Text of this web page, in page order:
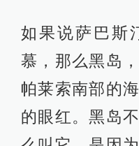
如果说萨巴斯
慕，那么黑岛
帕莱索南部的
的眼红。黑岛